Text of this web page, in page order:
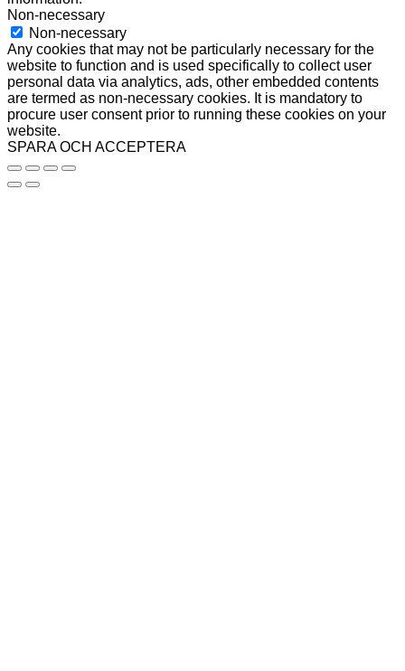
Non-necessary
Non-necessary
Any cookies that may not be particularly necessary for the
website to function and is used specifically to collect user
personal data via analytics, ads, other embedded contents
are termed as non-necessary cookies. It is mandatory to
procure user consent prior to running these cookies on your
website.
SPARA OCH ACCEPTERA